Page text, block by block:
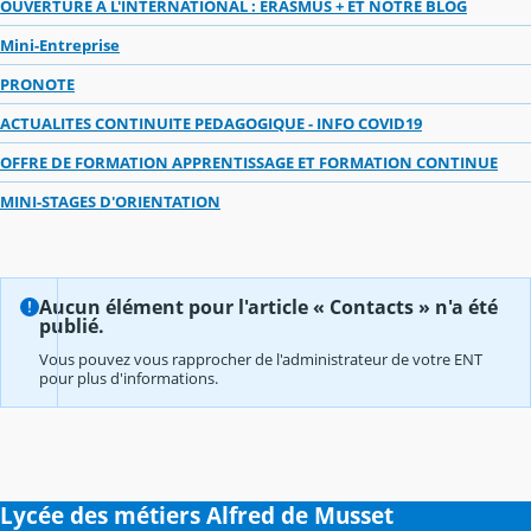
OUVERTURE A L'INTERNATIONAL : ERASMUS + ET NOTRE BLOG
Mini-Entreprise
PRONOTE
ACTUALITES CONTINUITE PEDAGOGIQUE - INFO COVID19
OFFRE DE FORMATION APPRENTISSAGE ET FORMATION CONTINUE
MINI-STAGES D'ORIENTATION
Aucun élément pour l'article « Contacts » n'a été
publié.
Vous pouvez vous rapprocher de l'administrateur de votre ENT
pour plus d'informations.
Lycée des métiers Alfred de Musset